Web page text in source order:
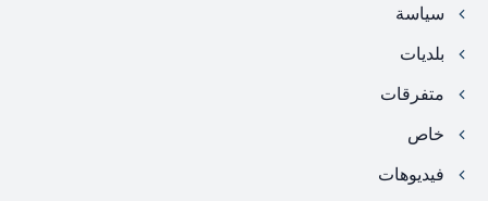
سياسة
بلديات
متفرقات
خاص
فيديوهات